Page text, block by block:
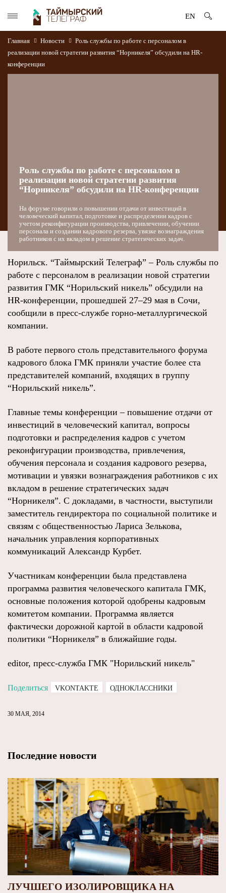
EN
Главная Новости
Роль службы по работе с персоналом в
реализации новой стратегии развития “Норникеля” обсудили на HR-
конференции
Роль службы по работе с персоналом в
реализации новой стратегии развития
“Норникеля” обсудили на HR-конференции
На форуме говорили о повышении отдачи от инвестиций в
человеческий капитал, подготовке и распределении кадров с
учетом реконфигурации производства, привлечении, обучении
персонала и создании кадрового резерва, увязке вознаграждения
работников с их вкладом в решение стратегических задач.
Норильск. “Таймырский Телеграф” – Роль службы по
работе с персоналом в реализации новой стратегии
развития ГМК “Норильский никель” обсудили на
HR-конференции, прошедшей 27–29 мая в Сочи,
сообщили в пресс-службе горно-металлургической
компании.
В работе первого столь представительного форума
кадрового блока ГМК приняли участие более ста
представителей компаний, входящих в группу
“Норильский никель”.
Главные темы конференции – повышение отдачи от
инвестиций в человеческий капитал, вопросы
подготовки и распределения кадров с учетом
реконфигурации производства, привлечения,
обучения персонала и создания кадрового резерва,
мотивации и увязки вознаграждения работников с их
вкладом в решение стратегических задач
“Норникеля”. С докладами, в частности, выступили
заместитель гендиректора по социальной политике и
связям с общественностью Лариса Зелькова,
начальник управления корпоративных
коммуникаций Александр Курбет.
Участникам конференции была представлена
программа развития человеческого капитала ГМК,
основные положения которой одобрены кадровым
комитетом компании. Программа является
фактически дорожной картой в области кадровой
политики “Норникеля” в ближайшие годы.
editor, пресс-служба ГМК "Норильский никель"
Поделиться VKONTAKTE ОДНОКЛАССНИКИ
30 МАЯ, 2014
Последние новости
ЛУЧШЕГО ИЗОЛИРОВЩИКА НА